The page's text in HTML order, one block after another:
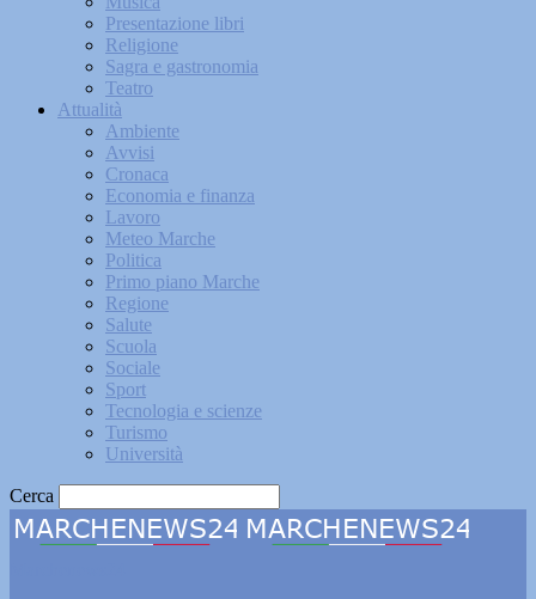
Presentazione libri
Religione
Sagra e gastronomia
Teatro
Attualità
Ambiente
Avvisi
Cronaca
Economia e finanza
Lavoro
Meteo Marche
Politica
Primo piano Marche
Regione
Salute
Scuola
Sociale
Sport
Tecnologia e scienze
Turismo
Università
Cerca